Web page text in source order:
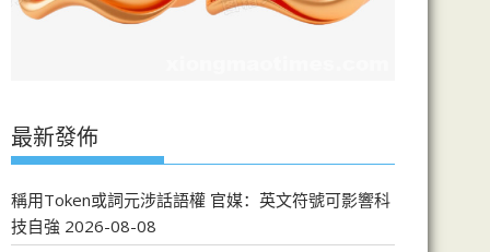
最新發佈
稱用Token或詞元涉話語權 官媒：英文符號可影響科
技自強 2026-08-08